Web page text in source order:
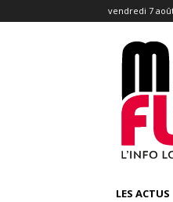
vendredi 7
LES ACTUS